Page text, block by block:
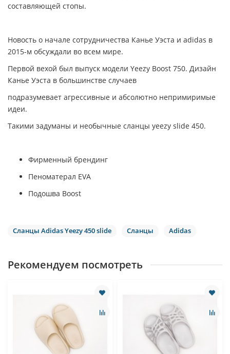
составляющей стопы.
Новость о начале сотрудничества Канье Уэста и adidas в
2015-м обсуждали во всем мире.
Первой вехой был выпуск модели Yeezy Boost 750. Дизайн
Канье Уэста в большинстве случаев
подразумевает агрессивные и абсолютно непримиримые
идеи.
Такими задуманы и необычные сланцы yeezy slide 450.
Фирменный брендинг
Пеноматерал EVA
Подошва Boost
Сланцы Adidas Yeezy 450 slide Сланцы Adidas
Рекомендуем посмотреть